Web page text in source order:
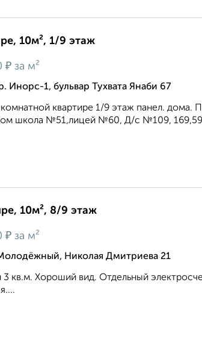
10м², 1/9 этаж
₽ за м²
Инорс-1, бульвар Тухвата Янаби 67
комнатной квартире 1/9 этаж панел. дома.
школа №51,лицей №60, Д/с №109, 169,59,
10м², 8/9 этаж
₽ за м²
Николая Дмитриева 21
кв.м. Хороший вид. Отдельный